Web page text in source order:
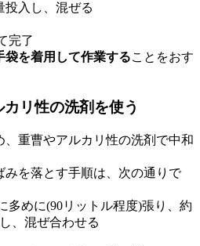
投入し、混ぜる
完了
袋を着用して作業することをおす
リ性の洗剤を使う
、重曹やアルカリ性の洗剤で中和
を落とす手順は、次の通りで
めに(90リットル程度)張り、約
、混ぜ合わせる